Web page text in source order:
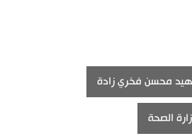
محسن فخري زادة
الصحة